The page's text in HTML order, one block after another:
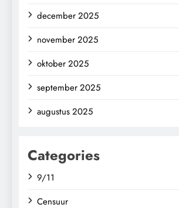
december 2025
november 2025
oktober 2025
september 2025
augustus 2025
Categories
9/11
Censuur